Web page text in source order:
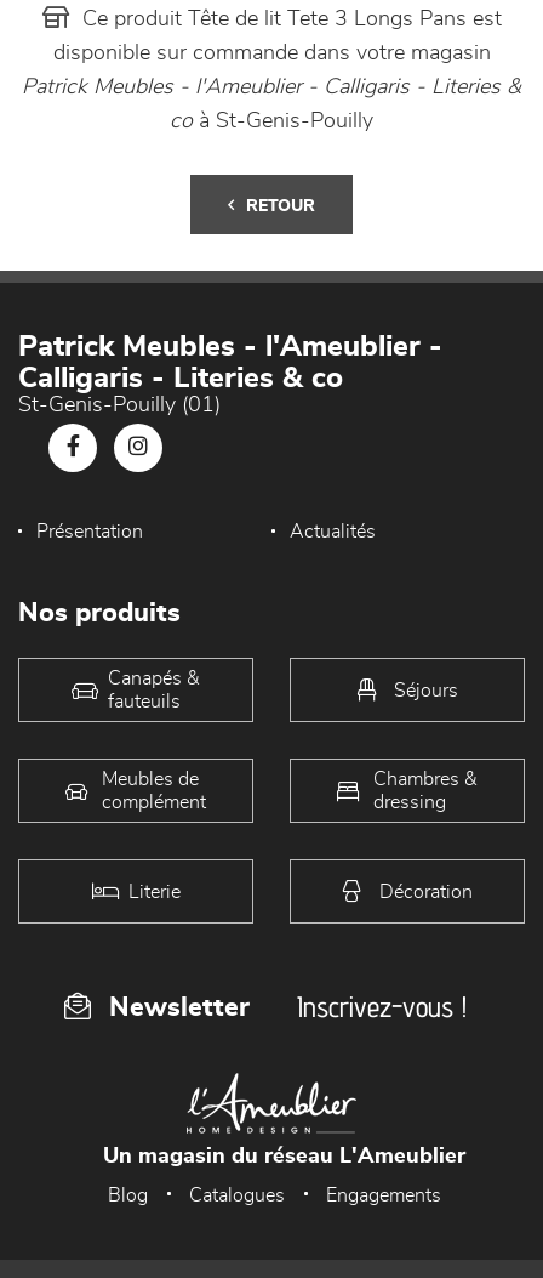
Ce produit Tête de lit Tete 3 Longs Pans est
disponible sur commande dans votre magasin
Patrick Meubles - l'Ameublier - Calligaris - Literies &
coà St-Genis-Pouilly
RETOUR
Patrick Meubles - l'Ameublier -
Calligaris - Literies & co
St-Genis-Pouilly (01)
Présentation Actualités
Nos produits
Canapés &
fauteuils
Séjours
Meubles de
complément
Chambres &
dressing
Literie Décoration
Newsletter Inscrivez-vous !
Un magasin du réseau L'Ameublier
Blog Catalogues Engagements